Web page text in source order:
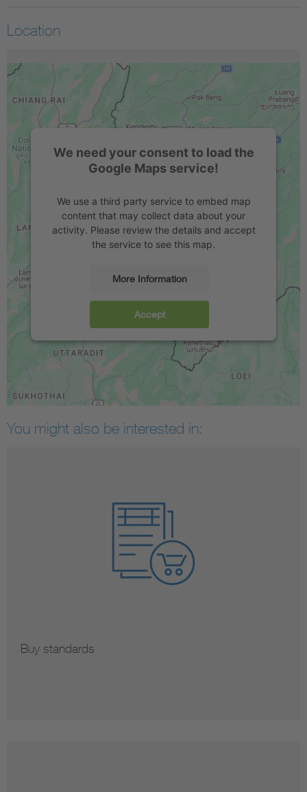
Location
We need your consent to load the
Google Maps service!
We use a third party service to embed map
content that may collect data about your
activity. Please review the details and accept
the service to see this map.
More Information
Accept
You might also be interested in:
Buy standards